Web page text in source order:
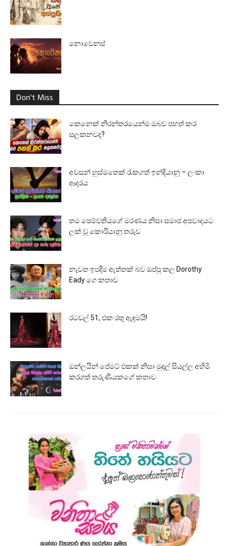
නොවෙනස්
Don't Miss
කෙනෙක් නිරන්තරයෙන්ම ඔබව පහත් කර
සලකනවද?
අවසන් හුස්මතෙක් රැකගත් ඉන්දියානු – ලංකා
ආදරය
තම පෙම්වතියගේ මරණය නිසා සමාජ අපවාදයට
ලක් වූ කොරියානු තරුව
නැවත ඉපදීම ඇත්තක් බව ඔප්පු කල Dorothy
Eady ගෙ කතාව
රටවල් 51, එක රතු ඇඳුමයි!
ඔන්ලයින් පේමට් එකක් නිසා මුදල් සියල්ල අහිමි
කරගත් තරුණියකගේ කතාව